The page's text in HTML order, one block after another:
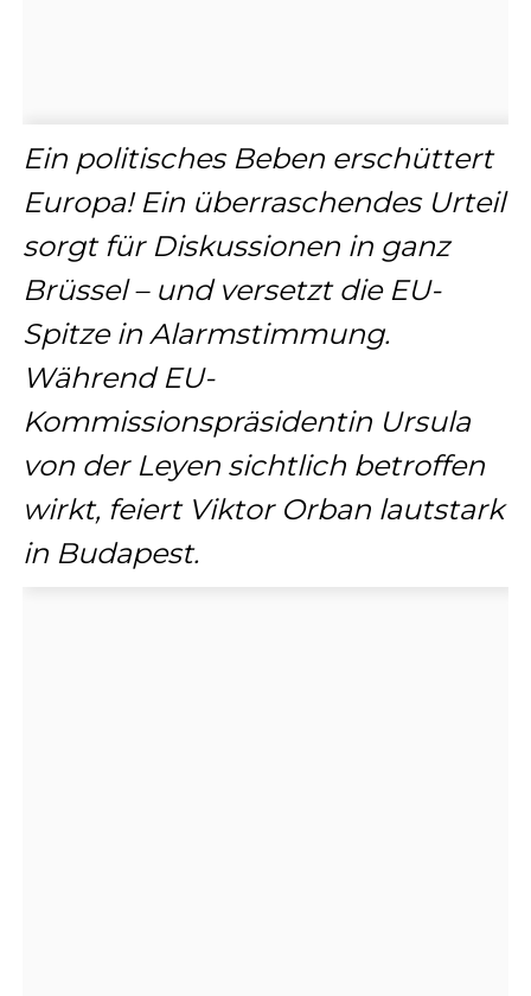
Ein politisches Beben erschüttert
Europa! Ein überraschendes Urteil
sorgt für Diskussionen in ganz
Brüssel – und versetzt die EU-
Spitze in Alarmstimmung.
Während EU-
Kommissionspräsidentin Ursula
von der Leyen sichtlich betroffen
wirkt, feiert Viktor Orban lautstark
in Budapest.